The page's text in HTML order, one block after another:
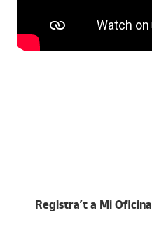
Registra’t a Mi Oficina